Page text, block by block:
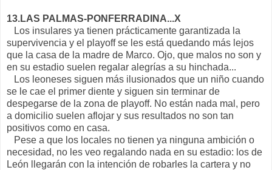
13.LAS PALMAS-PONFERRADINA...X
Los insulares ya tienen prácticamente garantizada la
supervivencia y el playoff se les está quedando más lejos
que la casa de la madre de Marco. Ojo, que malos no son y
en su estadio suelen regalar alegrías a su hinchada...
Los leoneses siguen más ilusionados que un niño cuando
se le cae el primer diente y siguen sin terminar de
despegarse de la zona de playoff. No están nada mal, pero
a domicilio suelen aflojar y sus resultados no son tan
positivos como en casa.
Pese a que los locales no tienen ya ninguna ambición o
necesidad, no les veo regalando nada en su estadio: los de
León llegarán con la intención de robarles la cartera y no